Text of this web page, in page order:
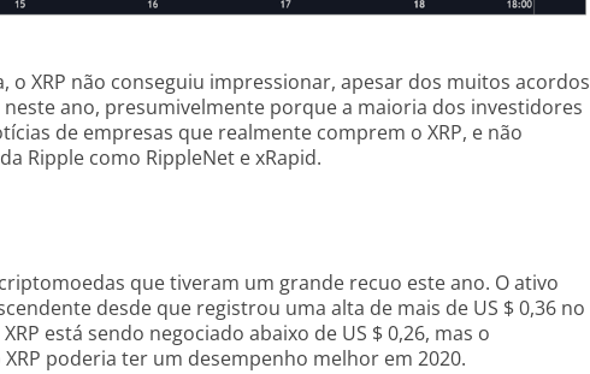
o XRP não conseguiu impressionar, apesar dos muitos acordos
neste ano, presumivelmente porque a maioria dos investidores
de empresas que realmente comprem o XRP, e não
Ripple como RippleNet e xRapid.
que tiveram um grande recuo este ano. O ativo
desde que registrou uma alta de mais de US $ 0,36 no
está sendo negociado abaixo de US $ 0,26, mas o
poderia ter um desempenho melhor em 2020.